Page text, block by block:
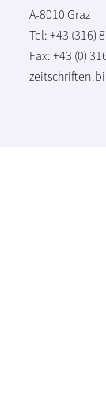
A-8010 Graz
Tel: +43 (316)
Fax: +43 (0)